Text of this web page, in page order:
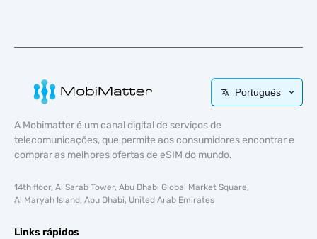
Português
A Mobimatter é um canal digital de serviços de
telecomunicações, que permite aos consumidores encontrar e
comprar as melhores ofertas de eSIM do mundo.
14th floor, Al Sarab Tower, Abu Dhabi Global Market Square,
Al Maryah Island, Abu Dhabi, United Arab Emirates
Links rápidos